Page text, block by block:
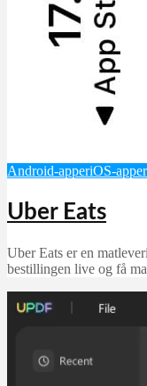
Android-apperiOS-apper
Uber Eats
Uber Eats er en
bestillingen live og få